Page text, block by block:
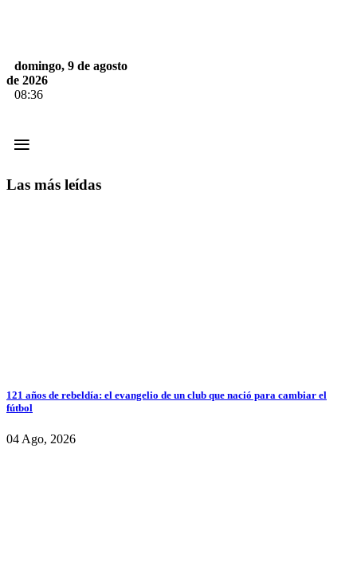
domingo, 9 de agosto
de 2026
08:36
≡
Las más leídas
121 años de rebeldía: el evangelio de un club que nació para cambiar el
fútbol
04 Ago, 2026